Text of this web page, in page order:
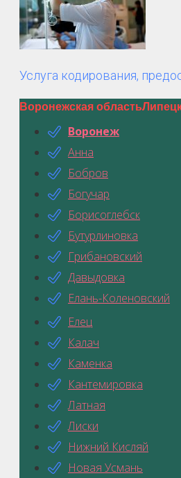
Услуга кодирования,
Воронежская область
Воронеж
Анна
Бобров
Богучар
Борисоглебск
Бутурлиновка
Грибановский
Давыдовка
Елань-Коленовский
Елец
Калач
Каменка
Кантемировка
Латная
Лиски
Нижний Кисляй
Новая Усмань